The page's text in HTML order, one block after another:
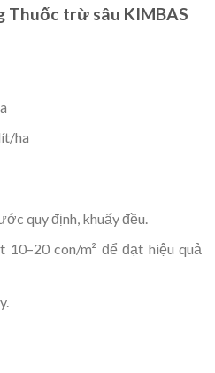
Thuốc trừ sâu KIMBAS
ha
quy định, khuấy đều.
10–20 con/m² để đạt hiệu quả